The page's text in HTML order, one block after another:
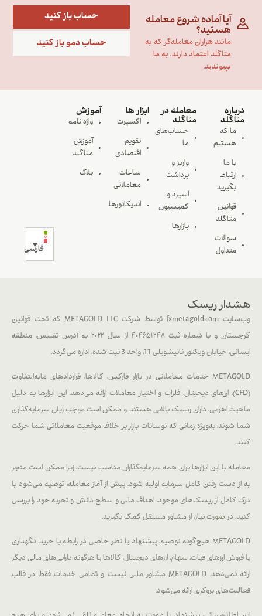
آیا آماده شروع معامله
هستید؟
مانند هزاران معامله‌گر که به
متاگلد اعتماد دارند، به ما
بپیوندید.
حساب باز کنید
حساب دمو باز کنید
درباره
متاگلد
ما که
هستیم
با ما
ارتباط
بگیرید
قوانین
متاگلد
سوالات
متداول
معامله در
متاگلد
حساب‌های
ما
واریز و
برداشت
اسپرد و
کمیسیون
بازارها
ابزار ها
اکسپرت
تقویم
اقتصادی
ساعات
معاملاتی
اندیکاتورها
آموزش
واژه نامه
آموزش
متاگلد
بلاگ
فارسی
هشدار ریسک
وب‌سایت fxmetagold.com توسط شرکت METAGOLD LLC که تحت قوانین
گرجستان و با شماره ثبت ۴۰۴۶۵۱۲۴۸ از سال ۲۰۲۲ به آدرس تفلیس، منطقه
ایسانی، خیابان ویکتور نانیشویلی 11، واحد 3 ثبت شده، اداره می‌گردد.
METAGOLD خدمات معاملاتی در بازار فارکس، کالاها، قراردادهای مابه‌التفاوت
(CFD)، ارزهای دیجیتال، فلزات و اختیار معاملات ارائه می‌دهد. این ابزارها به دلیل
ماهیت اهرمی، دارای ریسک بالایی هستند و ممکن است موجب زیان سرمایه‌گذاری
شما شوند؛ به‌ویژه زمانی که نوسانات بازار بر خلاف موقعیت معاملاتی شما حرکت
کنند.
معامله با این ابزارها برای همه سرمایه‌گذاران مناسب نیست، زیرا ممکن است منجر
به از دست رفتن کامل سرمایه اولیه شود. پیش از آغاز معامله، توصیه می‌شود با
درک کامل از ریسک‌های موجود، اهداف مالی و سطح دانش و تجربه خود را بررسی
کنید. در صورت نیاز، از مشاور مستقل کمک بگیرید.
METAGOLD هیچ‌گونه توصیه، پیشنهاد یا نظر خاصی در رابطه با خرید، نگهداری
یا فروش ارزهای فیات، سهام، ارزهای دیجیتال، کالاها یا هرگونه دارایی‌های مالی دیگر
ارائه نمی‌دهد. METAGOLD مشاور مالی نیست و تمامی خدمات فقط در قالب
فعالیت‌های بروکری ارائه می‌شود.